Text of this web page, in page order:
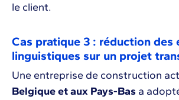
le client.
Cas pratique 3 : réduction des
linguistiques sur un projet
Une entreprise de construction
Belgique et aux Pays-Bas a